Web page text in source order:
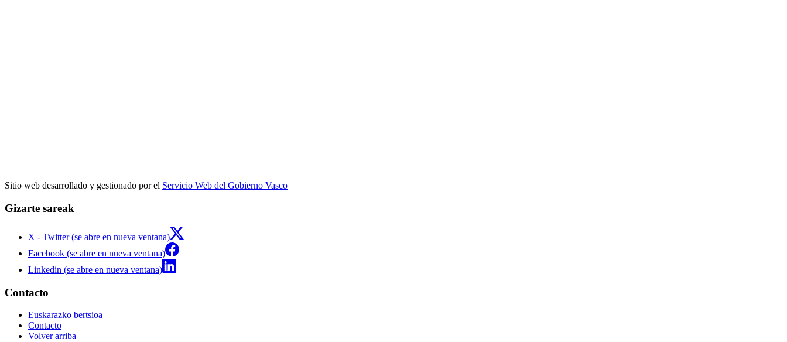
Sitio web desarrollado y gestionado por el Servicio Web del Gobierno Vasco
Gizarte sareak
X - Twitter (se abre en nueva ventana)
Facebook (se abre en nueva ventana)
Linkedin (se abre en nueva ventana)
Contacto
Euskarazko bertsioa
Contacto
Volver arriba